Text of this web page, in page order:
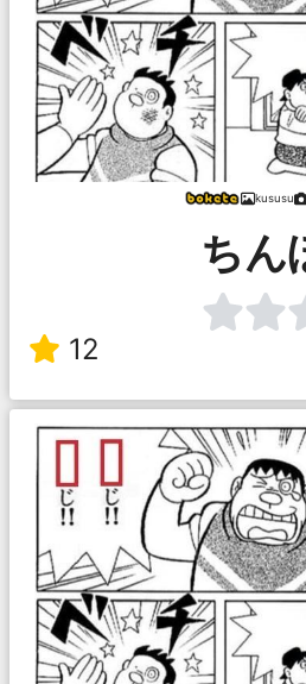
kususu
ちん
12